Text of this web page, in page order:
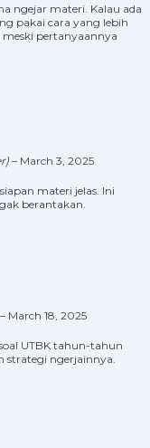
ngejar materi. Kalau ada
pakai cara yang lebih
pertanyaannya
– March 3, 2025
materi jelas. Ini
berantakan.
– March 18, 2025
UTBK tahun-tahun
strategi ngerjainnya.